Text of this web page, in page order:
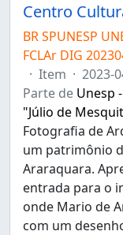
BR SPUNESP
FCLAr DIG
· Item · 2023-
Parte de Unesp
"Júlio de
Fotografia de
um patrimônio
Araraquara.
entrada para o
onde Mario de
com um